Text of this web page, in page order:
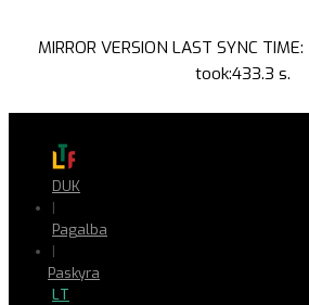
MIRROR VERSION LAST SYNC
took:433.3 s.
DUK
|
Pagalba
|
Paskyra
LT